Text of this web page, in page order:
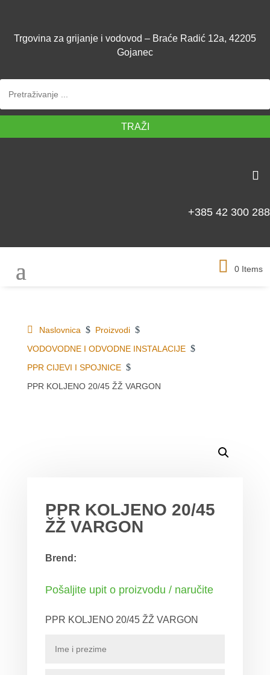
Trgovina za grijanje i vodovod – Braće Radić 12a, 42205
Gojanec
TRAŽI
+385 42 300 288
0 Items
Naslovnica $ Proizvodi $
VODOVODNE I ODVODNE INSTALACIJE $
PPR CIJEVI I SPOJNICE $
PPR KOLJENO 20/45 ŽŽ VARGON
MOGLO BI VAS ZANIMATI
PPR KOLJENO 20/45
ŽŽ VARGON
Brend:
Pošaljite upit o proizvodu / naručite
PPR KOLJENO 20/45 ŽŽ VARGON